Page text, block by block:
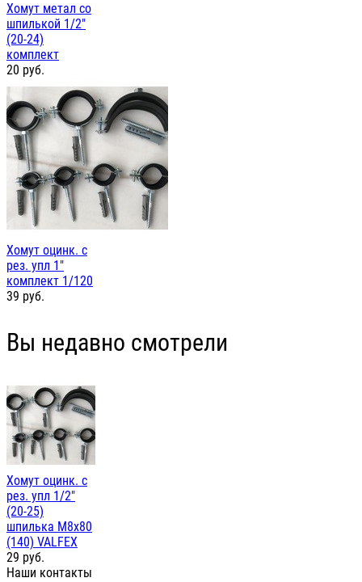
Хомут метал со
шпилькой 1/2"
(20-24)
комплект
20 руб.
Хомут оцинк. с
рез. упл 1"
комплект 1/120
39 руб.
Вы недавно смотрели
Хомут оцинк. с
рез. упл 1/2"
(20-25)
шпилька М8x80
(140) VALFEX
29 руб.
Наши контакты